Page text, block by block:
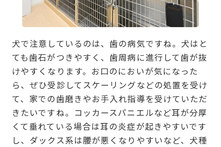
犬で注意しているのは、歯の病気ですね。犬はと
ても歯石がつきやすく、歯周病に進行して歯が抜
けやすくなります。お口のにおいが気になった
ら、ぜひ受診してスケーリングなどの処置を受け
て、家での歯磨きやお手入れ指導を受けていただ
きたいですね。コッカースパニエルなど耳が分厚
くて垂れている場合は耳の炎症が起きやすいです
し、ダックス系は腰が悪くなりやすいなど、犬種